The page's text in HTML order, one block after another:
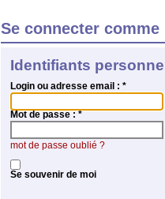
Se connecter
Identifiants
Login ou adresse email : *
Mot de passe :*
mot de passe oublié ?
Se souvenir de moi